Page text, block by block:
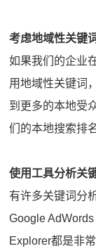
考虑地域性关键词
如果我们的企业
用地域性关键词
到更多的本地受
们的本地搜索排名
使用工具分析关
有许多关键词分
Google
Explorer都是非